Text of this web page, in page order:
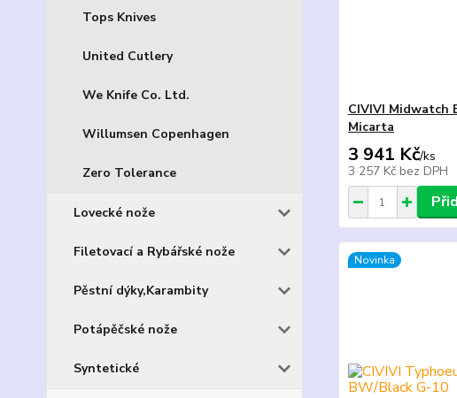
Tops Knives
United Cutlery
We Knife Co. Ltd.
Willumsen Copenhagen
Zero Tolerance
Lovecké nože
Filetovací a Rybářské nože
Pěstní dýky,Karambity
Potápěčské nože
Syntetické
CIVIVI Midwatch
Micarta
3 941 Kč/ks
3 257 Kč bez DPH
Novinka